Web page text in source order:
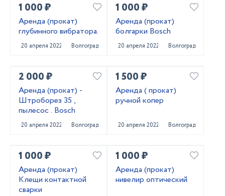
1 000 ₽
Apeндa (пpoкaт)
глубиннoгo вибpaтopa.
20 апреля 2022 Волгоград
1 000 ₽
Аренда (прокат)
болгарки Bosch
20 апреля 2022 Волгоград
2 000 ₽
Аренда (прокат) -
Штроборез 35 ,
пылесос . Bosch
20 апреля 2022 Волгоград
1 500 ₽
Аренда ( прокат)
ручной копер
20 апреля 2022 Волгоград
1 000 ₽
Аренда (прокат)
Клещи контактной
сварки
1 000 ₽
Аренда (прокат)
нивелир оптический